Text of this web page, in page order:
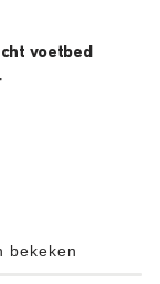
voetbed
bekeken